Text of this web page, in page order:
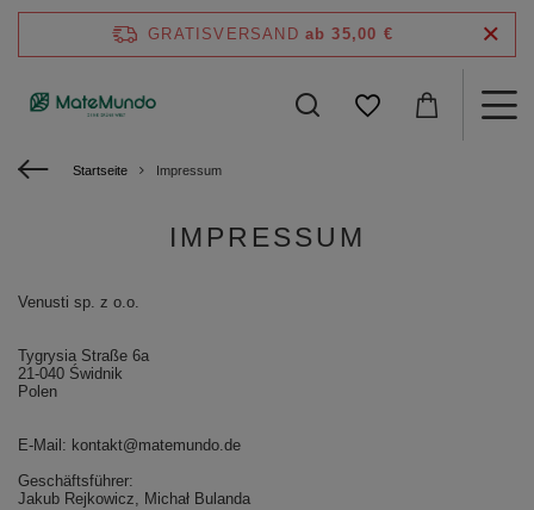
GRATISVERSAND ab 35,00 €
Startseite Impressum
IMPRESSUM
Venusti sp. z o.o.
Tygrysia Straße 6a
21-040 Świdnik
Polen
E-Mail: kontakt@matemundo.de
Geschäftsführer:
Jakub Rejkowicz, Michał Bulanda